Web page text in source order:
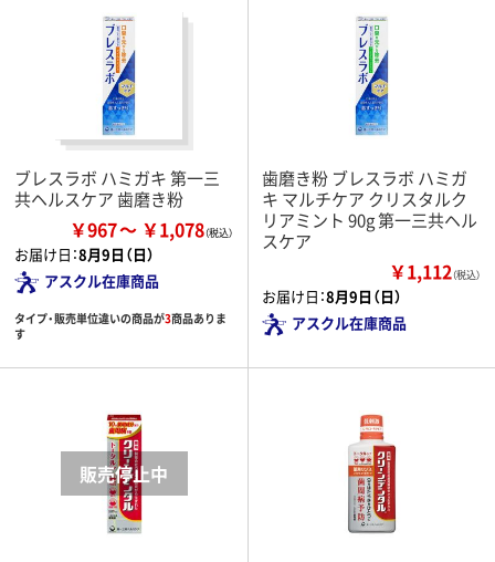
ブレスラボ ハミガキ 第一三
共ヘルスケア 歯磨き粉
￥967 ￥1,078
お届け日：8月9日（日）
アスクル在庫商品
タイプ・販売単位違いの商品が3商品ありま
す
歯磨き粉 ブレスラボ ハミガ
キ マルチケア クリスタルク
リアミント 90g 第一三共ヘル
スケア
￥1,112（税込）
お届け日：8月9日（日）
アスクル在庫商品